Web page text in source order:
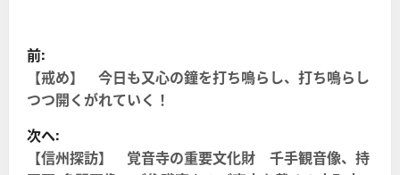
投
稿
ナ
ビ
前:
【戒め】 今日も又心の鐘を打ち鳴らし、打ち鳴らし
つつ開くがれていく！
次へ:
【信州探訪】 覚音寺の重要文化財 千手観音像、持